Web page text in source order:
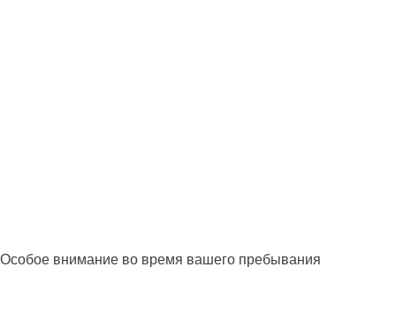
Особое внимание во время вашего пребывания